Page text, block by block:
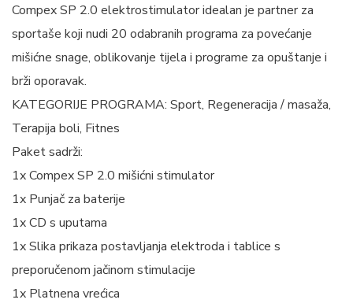
Compex SP 2.0 elektrostimulator idealan je partner za
sportaše koji nudi 20 odabranih programa za povećanje
mišićne snage, oblikovanje tijela i programe za opuštanje i
brži oporavak.
KATEGORIJE PROGRAMA: Sport, Regeneracija / masaža,
Terapija boli, Fitnes
Paket sadrži:
1x Compex SP 2.0 mišićni stimulator
1x Punjač za baterije
1x CD s uputama
1x Slika prikaza postavljanja elektroda i tablice s
preporučenom jačinom stimulacije
1x Platnena vrećica